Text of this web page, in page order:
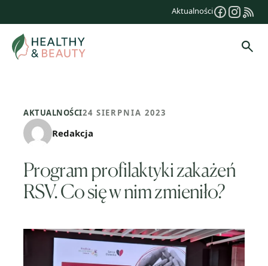
treści
Aktualności
AKTUALNOŚCI24 SIERPNIA 2023
Redakcja
Program profilaktyki zakażeń
RSV. Co się w nim zmieniło?